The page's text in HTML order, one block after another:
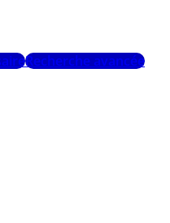
Recherche avancée